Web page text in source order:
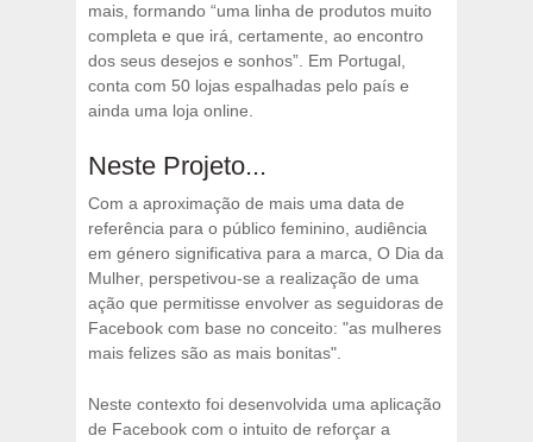
mais, formando “uma linha de produtos muito
completa e que irá, certamente, ao encontro
dos seus desejos e sonhos”. Em Portugal,
conta com 50 lojas espalhadas pelo país e
ainda uma loja online.
Neste Projeto...
Com a aproximação de mais uma data de
referência para o público feminino, audiência
em género significativa para a marca, O Dia da
Mulher, perspetivou-se a realização de uma
ação que permitisse envolver as seguidoras de
Facebook com base no conceito: "as mulheres
mais felizes são as mais bonitas".
Neste contexto foi desenvolvida uma aplicação
de Facebook com o intuito de reforçar a